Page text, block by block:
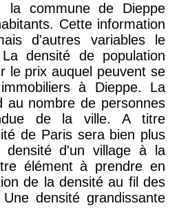
la commune de Dieppe
Cette information
d'autres variables le
densité de population
le prix auquel peuvent se
à Dieppe. La
au nombre de personnes
de la ville. A titre
de Paris sera bien plus
densité d'un village à la
élément à prendre en
de la densité au fil des
densité grandissante